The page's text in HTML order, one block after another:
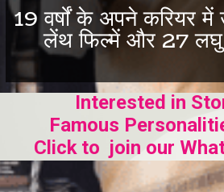
19 वर्षों के अपने करियर
लेंथ फिल्में और 27 लघु
Interested in
Famous
Click to join our